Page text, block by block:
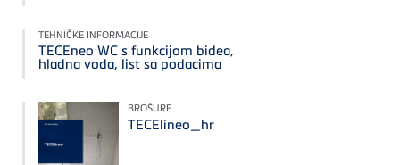
TEHNIČKE INFORMACIJE
TECEneo WC s funkcijom bidea,
hladna voda, list sa podacima
BROŠURE
TECElineo_hr